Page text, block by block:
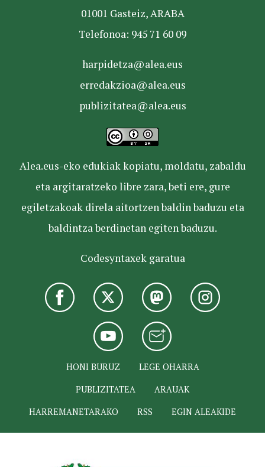
01001 Gasteiz, ARABA
Telefonoa: 945 71 60 09
harpidetza@alea.eus
erredakzioa@alea.eus
publizitatea@alea.eus
Alea.eus-eko edukiak kopiatu, moldatu, zabaldu
eta argitaratzeko libre zara, beti ere, gure
egiletzakoak direla aitortzen baldin baduzu eta
baldintza berdinetan egiten baduzu.
Codesyntaxek garatua
HONI BURUZ
LEGE OHARRA
PUBLIZITATEA
ARAUAK
HARREMANETARAKO
RSS EGIN ALEAKIDE